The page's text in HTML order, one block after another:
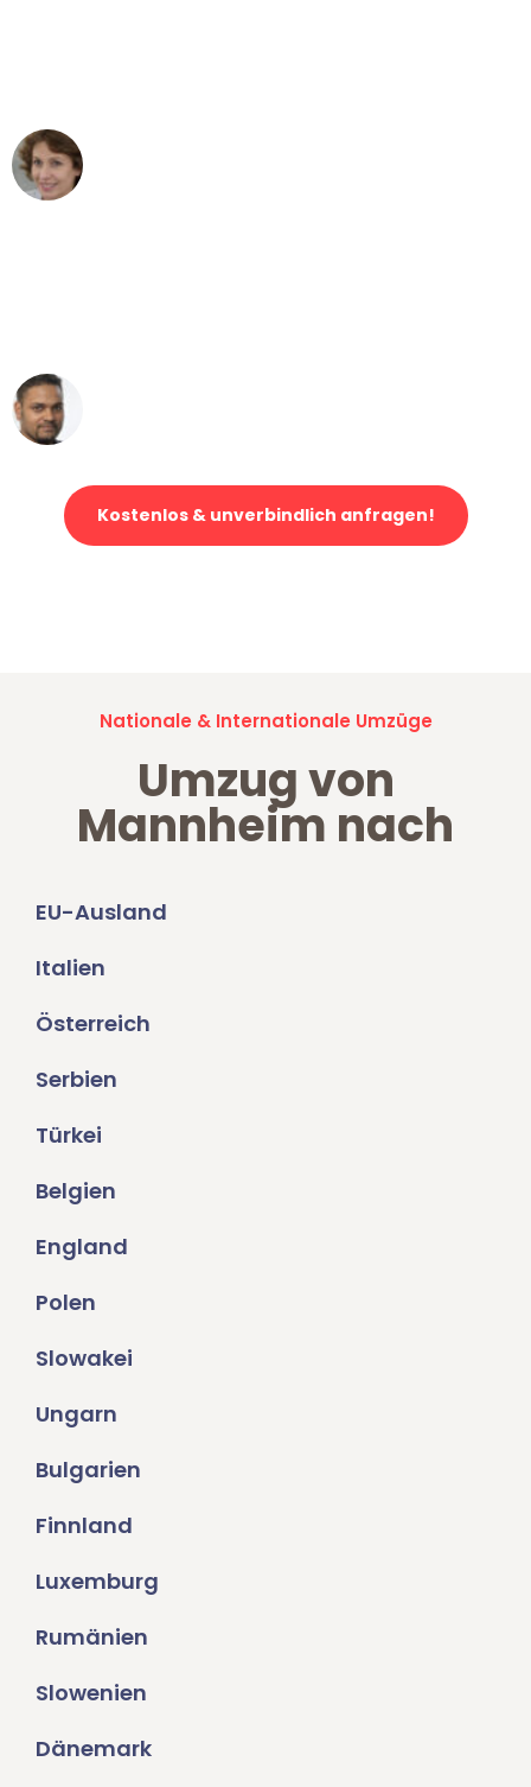
Kostenlos & unverbindlich anfragen!
Nationale & Internationale Umzüge
Umzug von
Mannheim nach
EU-Ausland
Italien
Österreich
Serbien
Türkei
Belgien
England
Polen
Slowakei
Ungarn
Bulgarien
Finnland
Luxemburg
Rumänien
Slowenien
Dänemark